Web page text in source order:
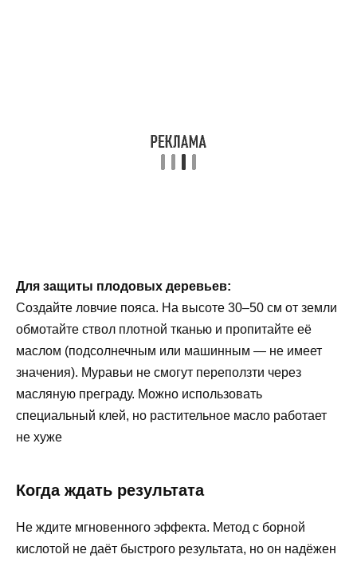
Для защиты плодовых деревьев:
Создайте ловчие пояса. На высоте 30–50 см от земли
обмотайте ствол плотной тканью и пропитайте её
маслом (подсолнечным или машинным — не имеет
значения). Муравьи не смогут переползти через
масляную преграду. Можно использовать
специальный клей, но растительное масло работает
не хуже
Когда ждать результата
Не ждите мгновенного эффекта. Метод с борной
кислотой не даёт быстрого результата, но он надёжен